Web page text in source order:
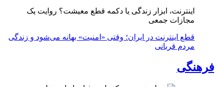
اینترنت، ابزار زندگی یا دکمه قطع معیشت؟ روایت یک
مجازات جمعی
قطع اینترنت در ایران؛ وقتی «امنیت» بهانه می‌شود و زندگی
مردم قربانی
فرهنگی